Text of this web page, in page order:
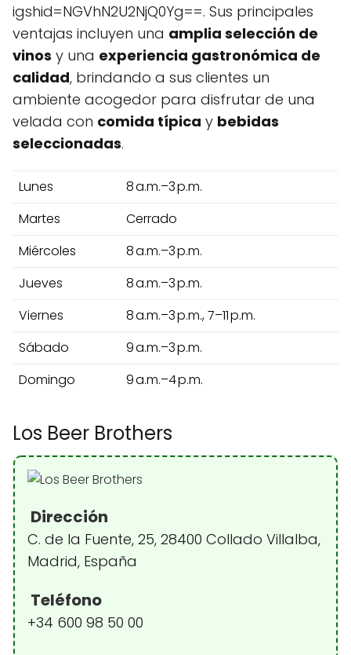
igshid=NGVhN2U2NjQ0Yg==. Sus principales
ventajas incluyen una amplia selección de
vinos y una experiencia gastronómica de
calidad, brindando a sus clientes un
ambiente acogedor para disfrutar de una
velada con comida típica y bebidas
seleccionadas.
Lunes
8 a.m.–3 p.m.
Martes
Cerrado
Miércoles
8 a.m.–3 p.m.
Jueves
8 a.m.–3 p.m.
Viernes
8 a.m.–3 p.m., 7–11 p.m.
Sábado
9 a.m.–3 p.m.
Domingo
9 a.m.–4 p.m.
Los Beer Brothers
Dirección
C. de la Fuente, 25, 28400 Collado Villalba,
Madrid, España
Teléfono
+34 600 98 50 00